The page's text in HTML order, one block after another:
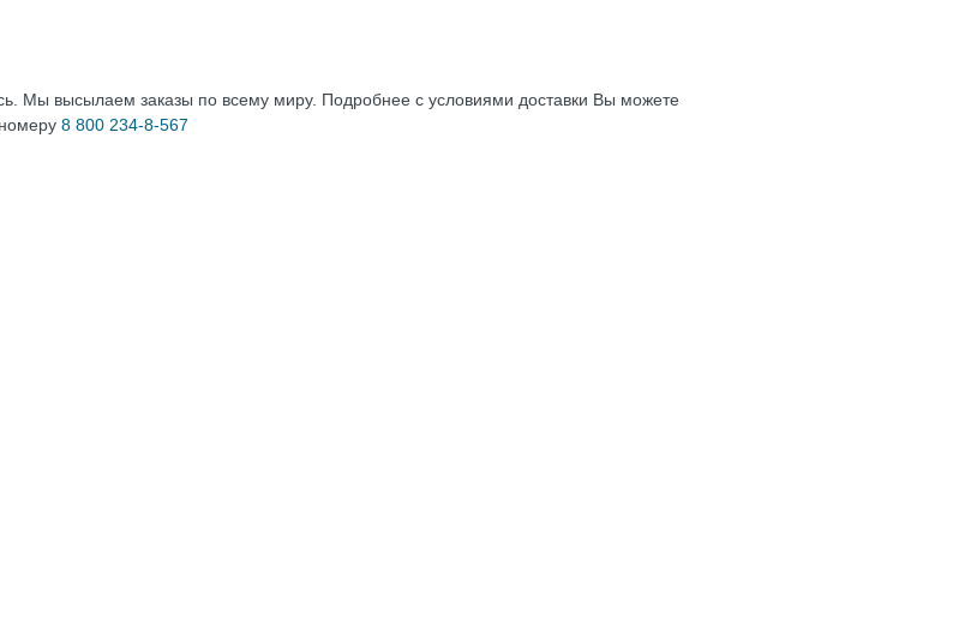
Мы высылаем заказы по всему миру. Подробнее с условиями доставки Вы можете
8 800 234-8-567